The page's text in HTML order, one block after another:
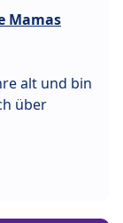
Mamas
alt und bin
über